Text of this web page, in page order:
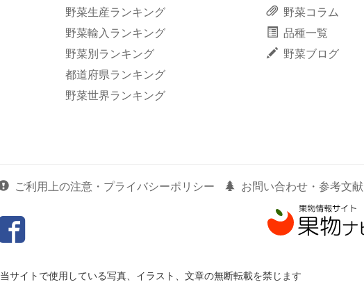
野菜生産ランキング
野菜輸入ランキング
野菜別ランキング
都道府県ランキング
野菜世界ランキング
野菜コラム
品種一覧
野菜ブログ
ご利用上の注意・プライバシーポリシー お問い合わせ・参考文献
当サイトで使用している写真、イラスト、文章の無断転載を禁じます